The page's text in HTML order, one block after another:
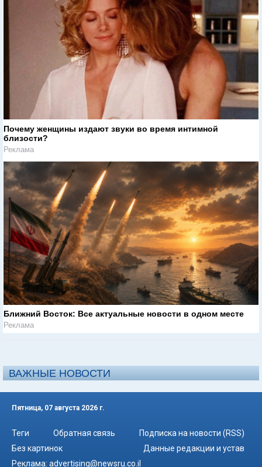
Почему женщины издают звуки во время интимной
близости?
Реклама
Ближний Восток: Все актуальные новости в одном месте
Реклама
ВАЖНЫЕ НОВОСТИ
Пятница, 07 августа 2026 г.
Теги Обратная связь
Подписка на новости (RSS)
Без картинок
Данные редакции и устав
Реклама: advertising@newsru.co.il